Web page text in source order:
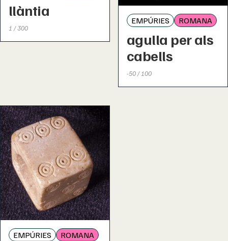
llàntia
1 / 300
EMPÚRIES ROMANA
agulla per als
cabells
-50 / 100
EMPÚRIES ROMANA